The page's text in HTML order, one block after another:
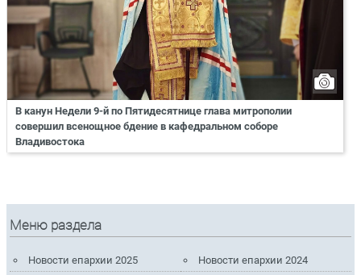
В канун Недели 9-й по Пятидесятнице глава митрополии
совершил всенощное бдение в кафедральном соборе
Владивостока
Меню раздела
Новости епархии 2025
Новости епархии 2024